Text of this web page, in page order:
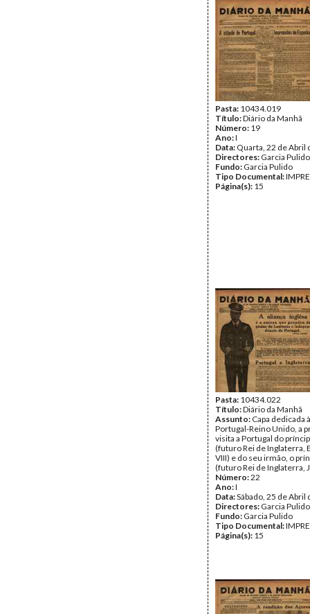
Pasta: 10434.019
Título:Diário da Manhã
Número: 19
Ano:I
Data: Quarta, 22 de Abril
Directores: Garcia Pulido
Fundo: Garcia Pulido
Tipo Documental:
Página(s): 15
Pasta: 10434.022
Título:Diário da Manhã
Assunto: Capa dedicada
Portugal-Reino Unido, a
visita a Portugal do
(futuro Rei de Inglaterra,
VIII) e do seu irmão, o
(futuro Rei de Inglaterra,
Número:22
Ano:I
Data:Sábado, 25 de Abril
Directores: Garcia Pulido
Fundo: Garcia Pulido
Tipo Documental:
Página(s): 15